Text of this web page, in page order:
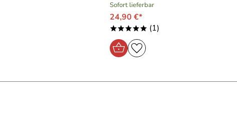
Sofort lieferbar
24,90 €*
***** (1)